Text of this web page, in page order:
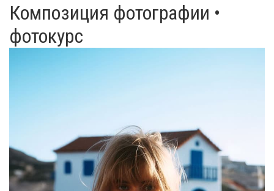
Композиция фотографии •
фотокурс